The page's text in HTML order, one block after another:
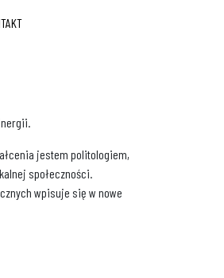
jestem politologiem,
społeczności.
wpisuje się w nowe